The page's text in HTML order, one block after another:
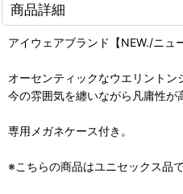
商品詳細
アイウェアブランド【NEW./ニュ
オーセンティックなウエリントン
今の雰囲気を纏いながら凡庸性が
専用メガネケース付き。
※こちらの商品はユニセックス品